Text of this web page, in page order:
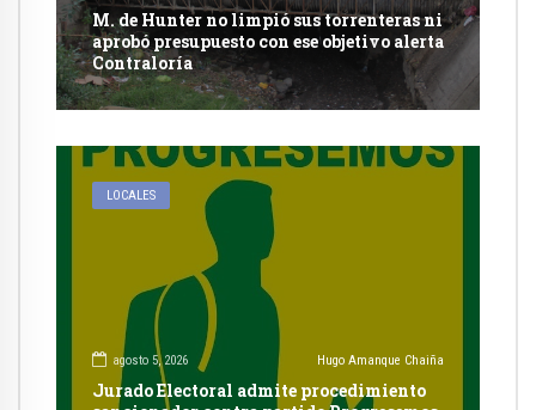
M. de Hunter no limpió sus torrenteras ni
aprobó presupuesto con ese objetivo alerta
Contraloría
LOCALES
agosto 5, 2026 Hugo Amanque Chaiña
Jurado Electoral admite procedimiento